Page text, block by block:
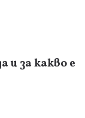
и за какво е